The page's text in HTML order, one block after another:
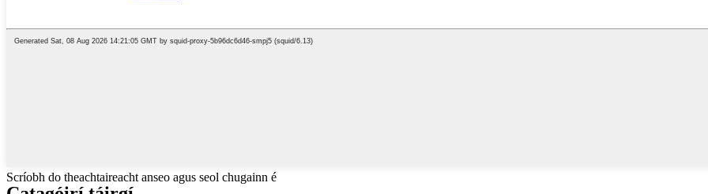
Scríobh do theachtaireacht anseo agus seol chugainn é